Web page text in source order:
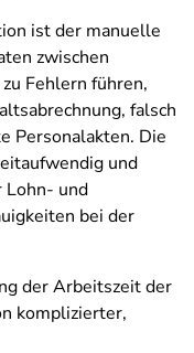
ist der manuelle
zwischen
Fehlern führen,
falsch
Personalakten. Die
und
Lohn- und
bei der
der Arbeitszeit der
komplizierter,